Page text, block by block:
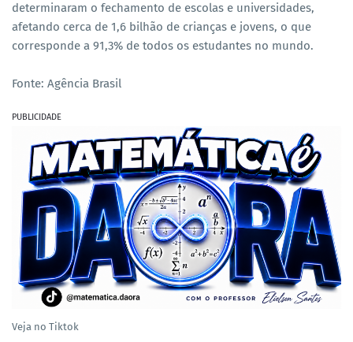
determinaram o fechamento de escolas e universidades,
afetando cerca de 1,6 bilhão de crianças e jovens, o que
corresponde a 91,3% de todos os estudantes no mundo.
Fonte: Agência Brasil
PUBLICIDADE
Veja no Tiktok